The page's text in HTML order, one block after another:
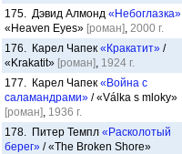
175. Дэвид Алмонд «Небоглазка»
«Heaven Eyes» [роман], 2000 г.
176. Карел Чапек «Кракатит» /
«Krakatit» [роман], 1924 г.
177. Карел Чапек «Война с
саламандрами» / «Válka s mloky»
[роман], 1936 г.
178. Питер Темпл «Расколотый
берег» / «The Broken Shore»